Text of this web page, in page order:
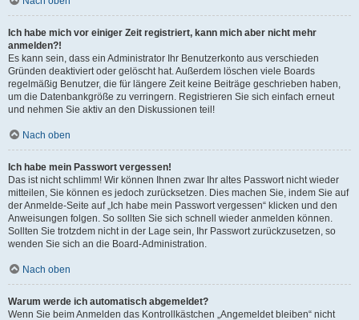
Ich habe mich vor einiger Zeit registriert, kann mich aber nicht mehr
anmelden?!
Es kann sein, dass ein Administrator Ihr Benutzerkonto aus verschieden
Gründen deaktiviert oder gelöscht hat. Außerdem löschen viele Boards
regelmäßig Benutzer, die für längere Zeit keine Beiträge geschrieben haben,
um die Datenbankgröße zu verringern. Registrieren Sie sich einfach erneut
und nehmen Sie aktiv an den Diskussionen teil!
Nach oben
Ich habe mein Passwort vergessen!
Das ist nicht schlimm! Wir können Ihnen zwar Ihr altes Passwort nicht wieder
mitteilen, Sie können es jedoch zurücksetzen. Dies machen Sie, indem Sie auf
der Anmelde-Seite auf „Ich habe mein Passwort vergessen“ klicken und den
Anweisungen folgen. So sollten Sie sich schnell wieder anmelden können.
Sollten Sie trotzdem nicht in der Lage sein, Ihr Passwort zurückzusetzen, so
wenden Sie sich an die Board-Administration.
Nach oben
Warum werde ich automatisch abgemeldet?
Wenn Sie beim Anmelden das Kontrollkästchen „Angemeldet bleiben“ nicht